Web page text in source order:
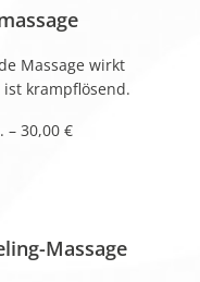
Massage wirkt
krampflösend.
– 30,00 €
Massage